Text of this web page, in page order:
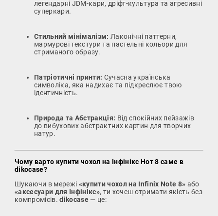
легендарні JDM-кари, дріфт-культура та агресивні
суперкари.
Стильний мінімалізм: Лаконічні паттерни,
мармурові текстури та пастельні кольори для
стриманого образу.
Патріотичні принти: Сучасна українська
символіка, яка надихає та підкреслює твою
ідентичність.
Природа та Абстракція: Від спокійних пейзажів
до вибухових абстрактних картин для творчих
натур.
Чому варто купити чохол на Інфінікс Нот 8 саме в
dikocase?
Шукаючи в мережі «купити чохол на Infinix Note 8» або
«аксесуари для Інфінікс», ти хочеш отримати якість без
компромісів.dikocase — це: